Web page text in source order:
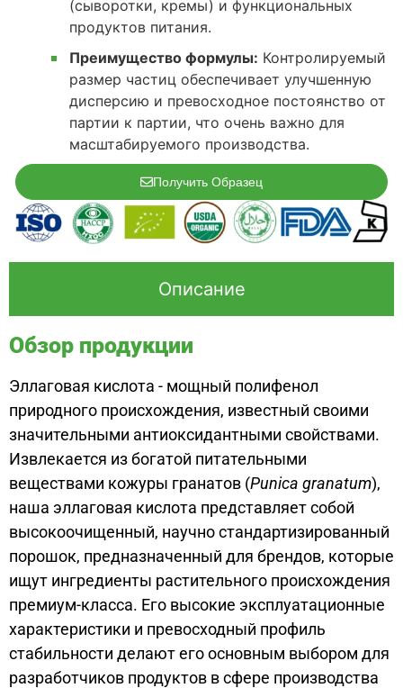
(сыворотки, кремы) и функциональных
продуктов питания.
Преимущество формулы: Контролируемый
размер частиц обеспечивает улучшенную
дисперсию и превосходное постоянство от
партии к партии, что очень важно для
масштабируемого производства.
Получить Образец
Описание
Обзор продукции
Эллаговая кислота - мощный полифенол
природного происхождения, известный своими
значительными антиоксидантными свойствами.
Извлекается из богатой питательными
веществами кожуры гранатов (Punica granatum),
наша эллаговая кислота представляет собой
высокоочищенный, научно стандартизированный
порошок, предназначенный для брендов, которые
ищут ингредиенты растительного происхождения
премиум-класса. Его высокие эксплуатационные
характеристики и превосходный профиль
стабильности делают его основным выбором для
разработчиков продуктов в сфере производства